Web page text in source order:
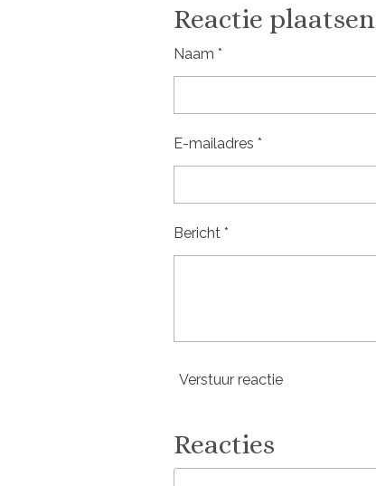
e
n
e
Reactie plaatsen
Naam *
E-mailadres *
Bericht *
Verstuur reactie
Reacties